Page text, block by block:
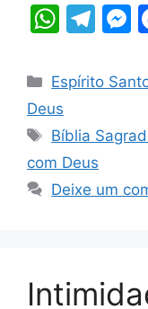
W
at
s
A
p
p
T
e
a
m
s
e
g
Categorias
Espírito
Deus
Tags
Bíblia
com Deus
Deixe um